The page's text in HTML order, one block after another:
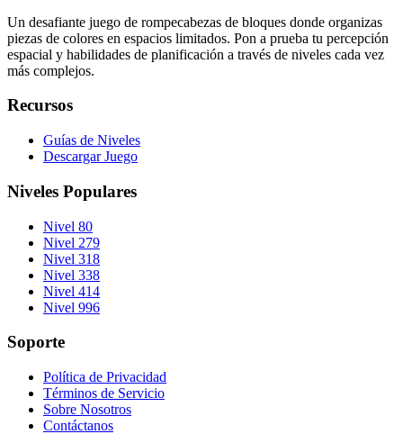
Un desafiante juego de rompecabezas de bloques donde organizas
piezas de colores en espacios limitados. Pon a prueba tu percepción
espacial y habilidades de planificación a través de niveles cada vez
más complejos.
Recursos
Guías de Niveles
Descargar Juego
Niveles Populares
Nivel 80
Nivel 279
Nivel 318
Nivel 338
Nivel 414
Nivel 996
Soporte
Política de Privacidad
Términos de Servicio
Sobre Nosotros
Contáctanos